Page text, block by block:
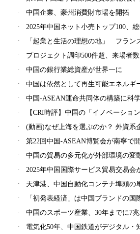
·
中国企業、豪州消費財市場を開拓
·
2025年中国ネット小売トップ100、
·
「起業と生活の理想の地」 フラン
·
プロジェクト調印500件超、来場者
·
中国の銀行業総資産が世界一に
·
中国は依然として再生可能エネルギ
·
中国-ASEAN運命共同体の構築に科
·
【CRI時評】中国の「イノベーショ
·
(動画)なぜ上海を選ぶのか？ 外資系
·
第22回中国-ASEAN博覧会が南寧で
·
中国の貿易の多元化が外部環境の変
·
2025年中国国際サービス貿易交易
·
天津港、中国自動化コンテナ埠頭の
·
「初発表経済」は中国ブランドの
·
中国のスポーツ産業、30年までに7
·
電気化50年、中国鉄道がデジタル・